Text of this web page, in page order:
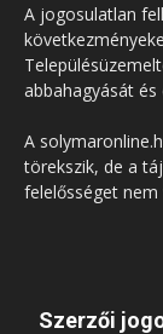
A jogosulatlan
abbahagyását
A
törekszik, de a
felelősséget nem
Szerzői